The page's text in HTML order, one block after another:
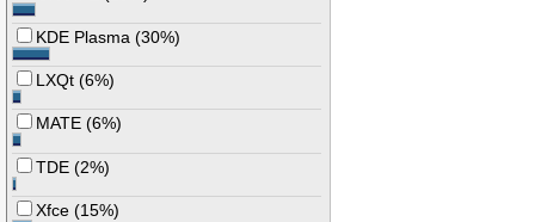
KDE Plasma (30%)
LXQt (6%)
MATE (6%)
TDE (2%)
Xfce (15%)